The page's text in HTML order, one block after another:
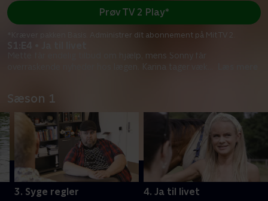
Mette får endelig tilbud om hjælp, mens Sonny får
overraskende nyheder hos lægen. Karina tager væk
Prøv TV 2 Play*
*Kræver pakken Basis. Administrer dit abonnement på Mit TV 2.
Sæson 1
3. Syge regler 4. Ja til livet